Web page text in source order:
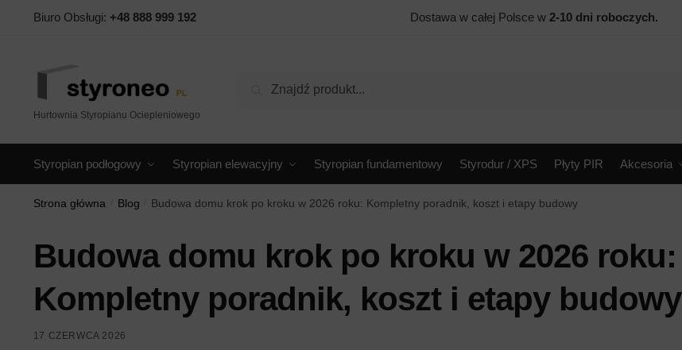
Biuro Obsługi: +48 888 999 192 Dostawa w całej Polsce w 2-10 dni roboczych.
Hurtownia Styropianu Ociepleniowego
Szukaj
Styropian podłogowy Styropian elewacyjny Styropian fundamentowy Styrodur / XPS Płyty PIR Akcesoria
Strona główna Blog Budowa domu krok po kroku w 2026 roku: Kompletny poradnik, koszt i etapy budowy
Budowa domu krok po kroku w 2026 roku:
Kompletny poradnik, koszt i etapy budowy
17 CZERWCA 2026